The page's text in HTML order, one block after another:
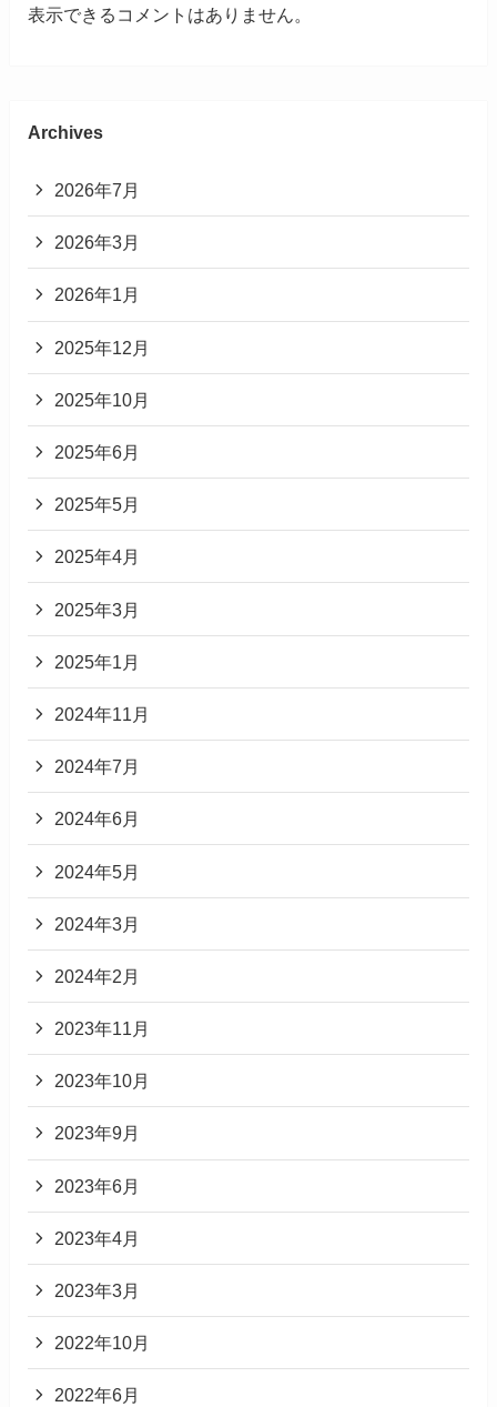
表示できるコメントはありません。
Archives
2026年7月
2026年3月
2026年1月
2025年12月
2025年10月
2025年6月
2025年5月
2025年4月
2025年3月
2025年1月
2024年11月
2024年7月
2024年6月
2024年5月
2024年3月
2024年2月
2023年11月
2023年10月
2023年9月
2023年6月
2023年4月
2023年3月
2022年10月
2022年6月